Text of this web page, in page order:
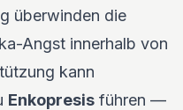
überwinden die
Angst innerhalb von
kann
Enkopresis führen —